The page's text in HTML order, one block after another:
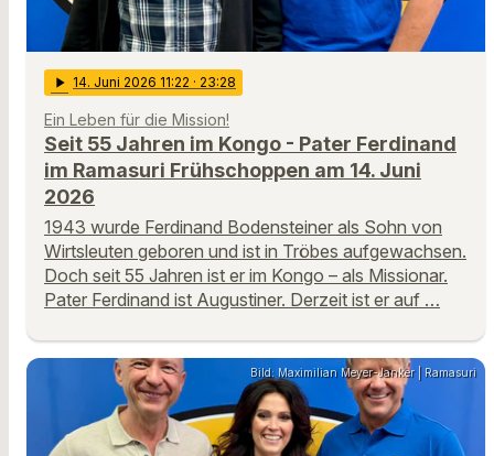
play_arrow 14. Juni 2026 11:22 · 23:28
Ein Leben für die Mission!
Seit 55 Jahren im Kongo - Pater Ferdinand
im Ramasuri Frühschoppen am 14. Juni
2026
1943 wurde Ferdinand Bodensteiner als Sohn von
Wirtsleuten geboren und ist in Tröbes aufgewachsen.
Doch seit 55 Jahren ist er im Kongo – als Missionar.
Pater Ferdinand ist Augustiner. Derzeit ist er auf …
Bild: Maximilian Meyer-Janker | Ramasuri